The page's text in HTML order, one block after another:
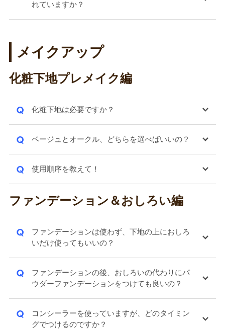
れていますか？
メイクアップ
化粧下地プレメイク編
Q 化粧下地は必要ですか？
Q ベージュとオークル、どちらを選べばいいの？
Q 使用順序を教えて！
ファンデーション＆おしろい編
Q
ファンデーションは使わず、下地の上におしろ
いだけ使ってもいいの？
Q
ファンデーションの後、おしろいの代わりにパ
ウダーファンデーションをつけても良いの？
Q
コンシーラーを使っていますが、どのタイミン
グでつけるのですか？